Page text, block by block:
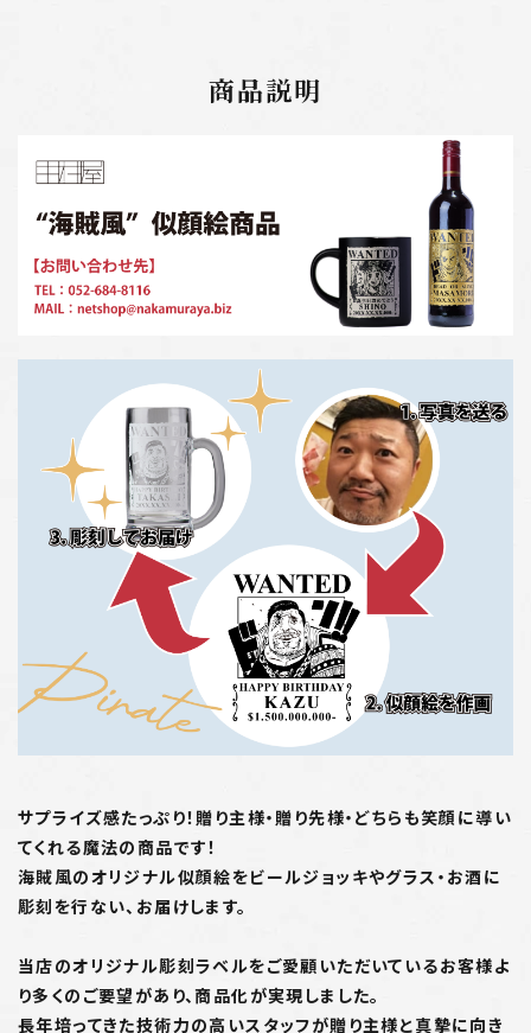
商品説明
サプライズ感たっぷり！贈り主様・贈り先様・どちらも笑顔に導い
てくれる魔法の商品です！
海賊風のオリジナル似顔絵をビールジョッキやグラス・お酒に
彫刻を行ない、お届けします。
当店のオリジナル彫刻ラベルをご愛顧いただいているお客様よ
り多くのご要望があり、商品化が実現しました。
長年培ってきた技術力の高いスタッフが贈り主様と真摯に向き